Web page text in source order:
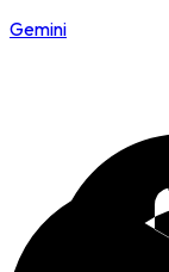
Gemini